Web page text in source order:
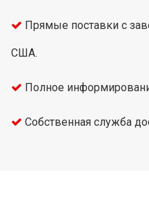
Прямые поставки с
США.
Полное
Собственная служба